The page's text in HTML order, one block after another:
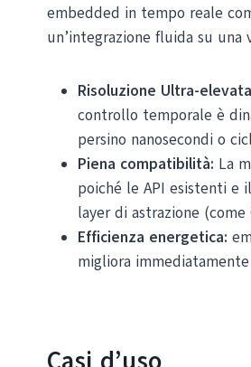
embedded in tempo reale
un’integrazione fluida su
Risoluzione Ultra-
controllo temporale è
persino nanosecondi o
Piena compatibilità: La
poiché le API esistenti e
layer di astrazione (come
Efficienza energetica:
migliora